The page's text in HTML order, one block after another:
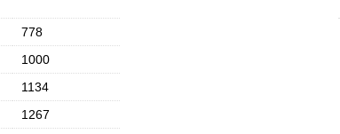
778
1000
1134
1267